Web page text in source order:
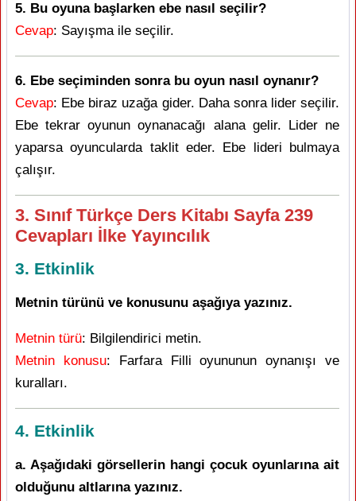
5. Bu oyuna başlarken ebe nasıl seçilir?
Cevap: Sayışma ile seçilir.
6. Ebe seçiminden sonra bu oyun nasıl oynanır?
Cevap: Ebe biraz uzağa gider. Daha sonra lider seçilir.
Ebe tekrar oyunun oynanacağı alana gelir. Lider ne
yaparsa oyuncularda taklit eder. Ebe lideri bulmaya
çalışır.
3. Sınıf Türkçe Ders Kitabı Sayfa 239
Cevapları İlke Yayıncılık
3. Etkinlik
Metnin türünü ve konusunu aşağıya yazınız.
Metnin türü: Bilgilendirici metin.
Metnin konusu: Farfara Filli oyununun oynanışı ve
kuralları.
4. Etkinlik
a. Aşağıdaki görsellerin hangi çocuk oyunlarına ait
olduğunu altlarına yazınız.